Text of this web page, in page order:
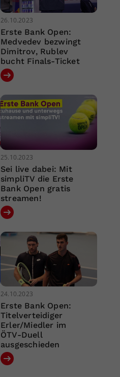
26.10.2023
Erste Bank Open:
Medvedev bezwingt
Dimitrov, Rublev
bucht Finals-Ticket
25.10.2023
Sei live dabei: Mit
simpliTV die Erste
Bank Open gratis
streamen!
24.10.2023
Erste Bank Open:
Titelverteidiger
Erler/Miedler im
ÖTV-Duell
ausgeschieden